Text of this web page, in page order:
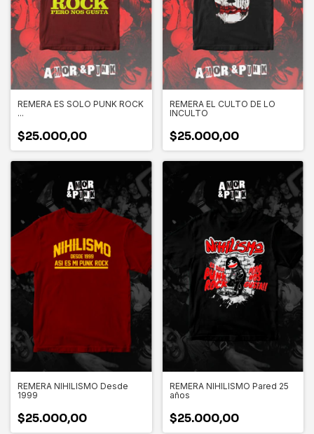
REMERA ES SOLO PUNK ROCK
...
$25.000,00
REMERA EL CULTO DE LO
INCULTO
$25.000,00
REMERA NIHILISMO Desde
1999
$25.000,00
REMERA NIHILISMO Pared 25
años
$25.000,00